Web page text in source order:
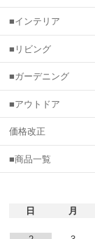
■インテリア
■リビング
■ガーデニング
■アウトドア
価格改正
■商品一覧
日
月